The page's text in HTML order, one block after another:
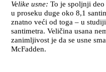
Velike usne: To je spoljnji
u proseku duge oko 8,1
znatno veći od toga – u
santimetra. Veličina usana
zanimljivost je da se usne
McFadden.